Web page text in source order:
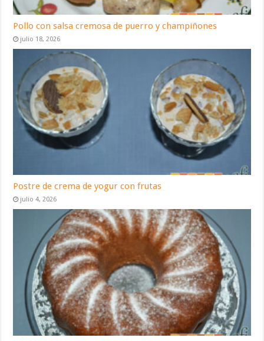
Pollo con salsa cremosa de puerro y champiñones
julio 18, 2026
Postre de crema de yogur con frutas
julio 4, 2026